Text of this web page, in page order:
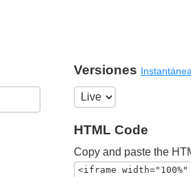
Versiones
HTML Code
Copy and paste the